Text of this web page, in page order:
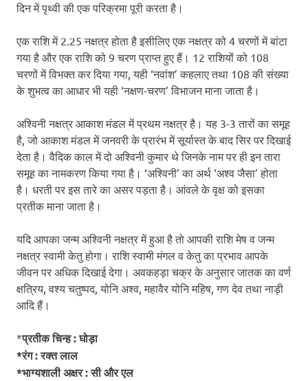
दिन में पृथ्वी की एक परिक्रमा पूरी करता है।
एक राशि में 2.25 नक्षत्र होता है इसीलिए एक नक्षत्र को 4 चरणों में बांटा
गया है और एक राशि को 9 चरण प्राप्त हुए हैं। 12 राशियों को 108
चरणों में विभक्त कर दिया गया, यही ‘नवांश’ कहलाए तथा 108 की संख्या
के शुभत्व का आधार भी यही ‘नक्षण-चरण’ विभाजन माना जाता है।
अश्विनी नक्षत्र आकाश मंडल में प्रथम नक्षत्र है। यह 3-3 तारों का समूह
है, जो आकाश मंडल में जनवरी के प्रारंभ में सूर्यास्त के बाद सिर पर दिखाई
देता है। वैदिक काल में दो अश्विनी कुमार थे जिनके नाम पर ही इन तारा
समूह का नामकरण किया गया है। ‘अश्विनी’ का अर्थ ‘अश्व जैसा’ होता
है। धरती पर इस तारे का असर पड़ता है। आंवले के वृक्ष को इसका
प्रतीक माना जाता है।
यदि आपका जन्म अश्विनी नक्षत्र में हुआ है तो आपकी राशि मेष व जन्म
नक्षत्र स्वामी केतु होगा। राशि स्वामी मंगल व केतु का प्रभाव आपके
जीवन पर अधिक दिखाई देगा। अवकहड़ा चक्र के अनुसार जातक का वर्ण
क्षत्रिय, वश्य चतुष्पद, योनि अश्व, महावैर योनि महिष, गण देव तथा नाड़ी
आदि हैं।
*प्रतीक चिन्ह : घोड़ा
*रंग : रक्त लाल
*भाग्यशाली अक्षर : सी और एल